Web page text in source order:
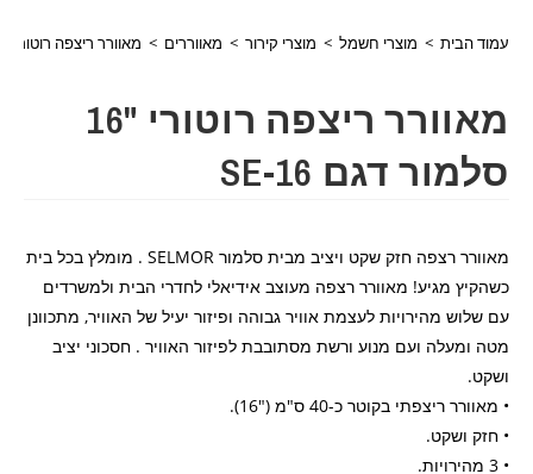
עמוד הבית > מוצרי חשמל > מוצרי קירור > מאווררים > מאוורר ריצפה רוטורי "16 סלמור דגם SE-16
מאוורר ריצפה רוטורי "16
סלמור דגם SE-16
מאוורר רצפה חזק שקט ויציב מבית סלמור SELMOR . מומלץ בכל בית
כשהקיץ מגיע! מאוורר רצפה מעוצב אידיאלי לחדרי הבית ולמשרדים
עם שלוש מהירויות לעצמת אוויר גבוהה ופיזור יעיל של האוויר, מתכוונן
מטה ומעלה ועם מנוע ורשת מסתובבת לפיזור האוויר . חסכוני יציב
ושקט.
• מאוורר ריצפתי בקוטר כ-40 ס"מ ("16).
• חזק ושקט.
• 3 מהירויות.